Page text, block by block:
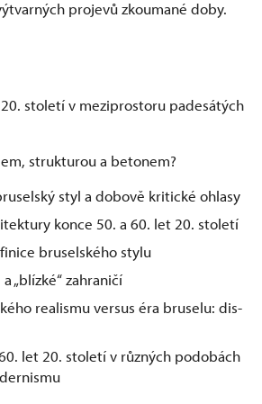
projevů zkoumané doby.
století v meziprostoru padesátých
strukturou a betonem?
styl a dobově kritické ohlasy
konce 50. a 60. let 20. století
bruselského stylu
„blízké“ zahraničí
realismu versus éra bruselu: dis-
let 20. století v různých podobách